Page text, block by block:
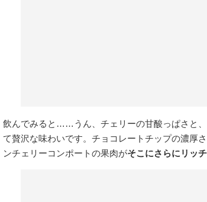
飲んでみると……うん、チェリーの甘酸っぱさと
て贅沢な味わいです。チョコレートチップの濃厚
ンチェリーコンポートの果肉がそこにさらにリッ